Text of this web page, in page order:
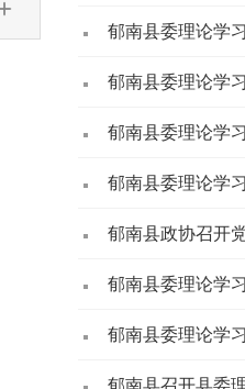
郁南县委理论学
郁南县委理论学
郁南县委理论学
郁南县委理论学
郁南县政协召开
郁南县委理论学
郁南县委理论学
郁南县召开县委